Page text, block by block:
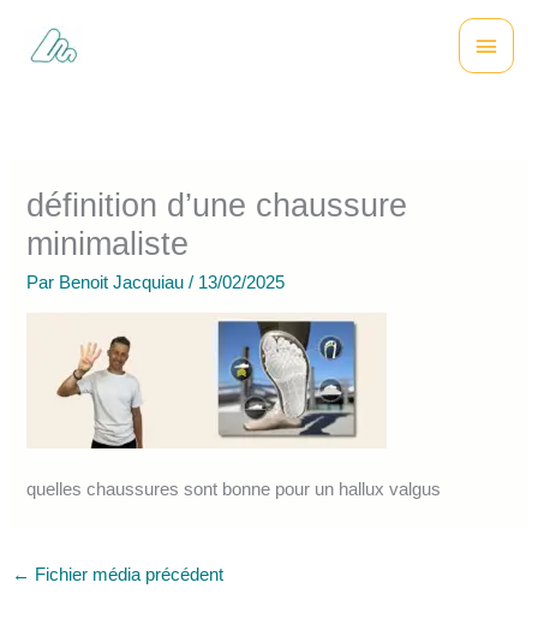
contenu
Menu
définition d’une chaussure
minimaliste
Par Benoit Jacquiau/ 13/02/2025
quelles chaussures sont bonne pour un hallux valgus
← Fichier média précédent